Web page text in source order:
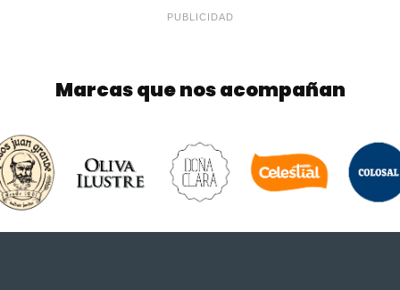
PUBLICIDAD
Marcas que nos acompañan